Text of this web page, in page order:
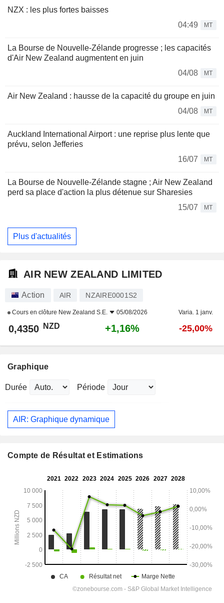
NZX : les plus fortes baisses
04:49
MT
La Bourse de Nouvelle-Zélande progresse ; les capacités
d'Air New Zealand augmentent en juin
04/08
MT
Air New Zealand : hausse de la capacité du groupe en juin
04/08
MT
Auckland International Airport : une reprise plus lente que
prévu, selon Jefferies
16/07
MT
La Bourse de Nouvelle-Zélande stagne ; Air New Zealand
perd sa place d'action la plus détenue sur Sharesies
15/07
MT
Plus d'actualités
AIR NEW ZEALAND LIMITED
Action AIR NZAIRE0001S2
Cours en clôture New Zealand S.E. 05/08/2026 Varia. 1 janv.
0,4350 NZD +1,16% -25,00%
Graphique
Durée Période
AIR: Graphique dynamique
Compte de Résultat et Estimations